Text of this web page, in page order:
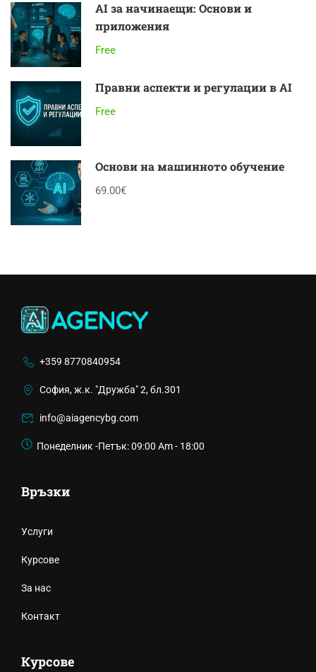
AI за начинаещи: Основи и
приложения
Free
Правни аспекти и регулации в AI
Free
Основи на машинното обучение
69.00€
+359 8770840954
София, ж.к. "Дружба" 2, бл.301
info@aiagencybg.com
Понеделник -Петък: 09:00 Am - 18:00
Връзки
Услуги
Курсове
За нас
Контакт
Курсове